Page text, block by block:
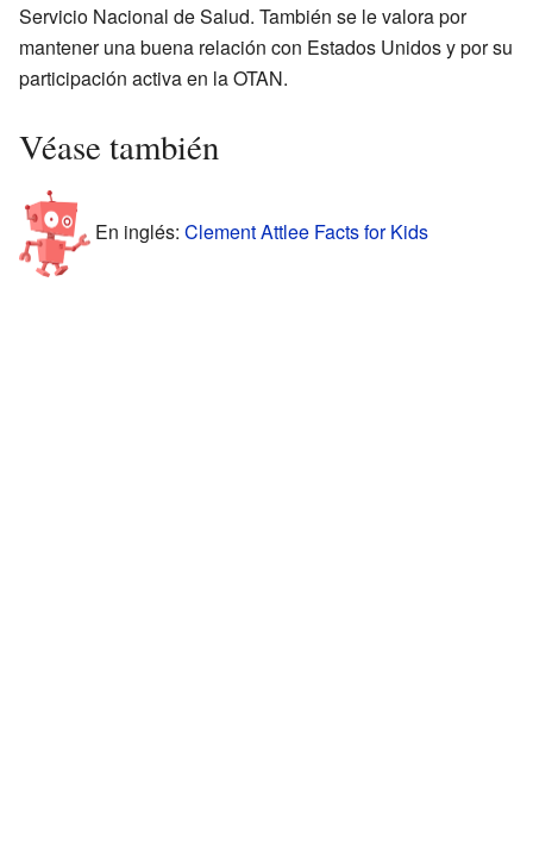
Servicio Nacional de Salud. También se le valora por
mantener una buena relación con Estados Unidos y por su
participación activa en la OTAN.
Véase también
En inglés: Clement Attlee Facts for Kids